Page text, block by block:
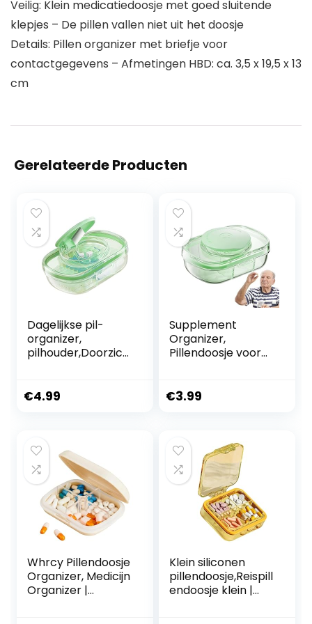
Veilig: Klein medicatiedoosje met goed sluitende
klepjes – De pillen vallen niet uit het doosje
Details: Pillen organizer met briefje voor
contactgegevens – Afmetingen HBD: ca. 3,5 x 19,5 x 13
cm
Gerelateerde Producten
Dagelijkse pil-
organizer,
pilhouder,Doorzich
compartimenten
portemonnee en
zak, kleine
pillenorganizer
voor opslag van
visolie,
supplementen,
€4.99
Supplement
Organizer,
Pillendoosje voor
pillendoosje met 3
organizer voor
opslag van visolie,
supplementen,
medicijnen, kleine
€3.99
Whrcy Pillendoosje
Organizer, Medicijn
Organizer |
Klein siliconen
pillendoosje,Reispill
endoosje klein |